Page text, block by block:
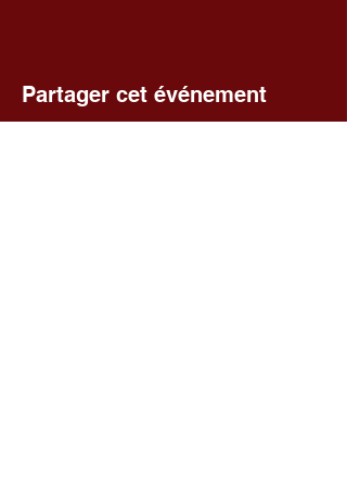
Partager cet événement